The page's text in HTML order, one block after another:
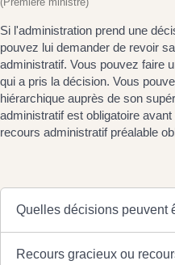
Si l'administration prend une
pouvez lui demander de revoir
administratif. Vous pouvez faire
qui a pris la décision. Vous
hiérarchique auprès de son
administratif est obligatoire
recours administratif préalable
Quelles décisions peuvent
Recours gracieux ou